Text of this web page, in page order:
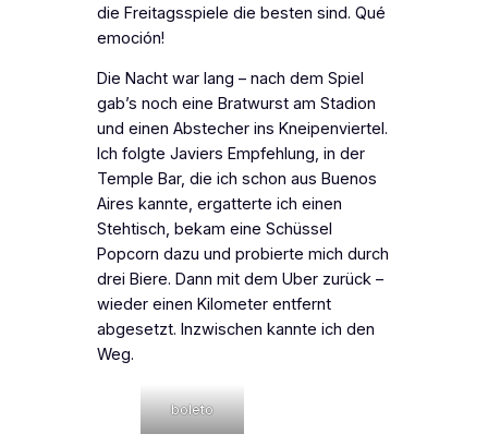
die Freitagsspiele die besten sind. Qué
emoción!
Die Nacht war lang – nach dem Spiel
gab’s noch eine Bratwurst am Stadion
und einen Abstecher ins Kneipenviertel.
Ich folgte Javiers Empfehlung, in der
Temple Bar, die ich schon aus Buenos
Aires kannte, ergatterte ich einen
Stehtisch, bekam eine Schüssel
Popcorn dazu und probierte mich durch
drei Biere. Dann mit dem Uber zurück –
wieder einen Kilometer entfernt
abgesetzt. Inzwischen kannte ich den
Weg.
boleto